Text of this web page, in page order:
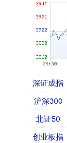
深证成指
沪深300
北证50
创业板指